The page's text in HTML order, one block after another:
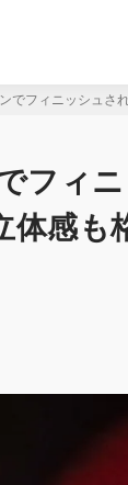
でフィニッシュさ
フィ
体感も